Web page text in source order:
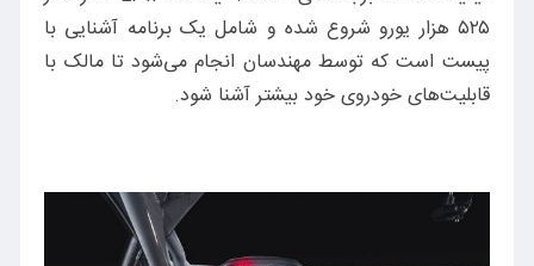
۵۲۵ هزار یورو شروع شده و شامل یک برنامه آشنایی با
پیست است که توسط مهندسان انجام می‌شود تا مالک با
قابلیت‌های خودروی خود بیشتر آشنا شود.